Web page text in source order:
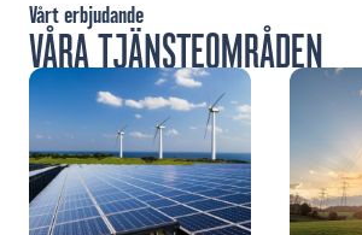
VÅRA TJÄNSTEOMRÅDEN
Vårt erbjudande